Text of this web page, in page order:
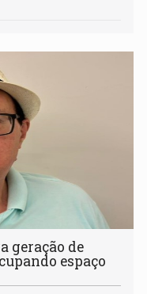
geração de
espaço